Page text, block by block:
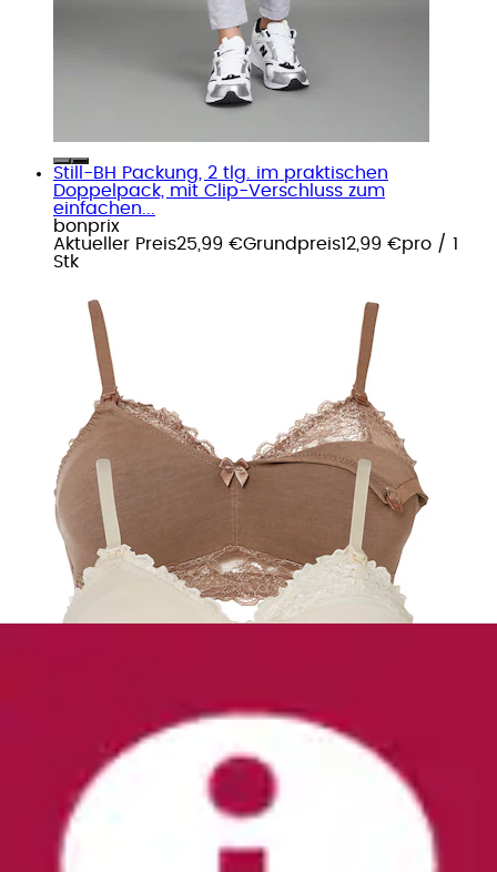
Still-BH Packung, 2 tlg. im praktischen
Doppelpack, mit Clip-Verschluss zum
einfachen...
bonprix
Aktueller Preis25,99 €Grundpreis12,99 €pro / 1
Stk
Umstandsjeans Skinny Fit, mit schmalen Beinen,
mit Stretchanteil